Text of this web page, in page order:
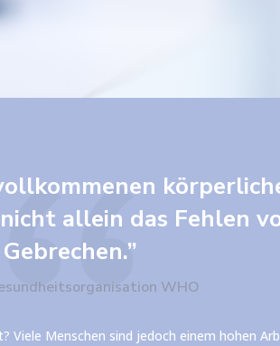
allein das Fehlen
Gebrechen.”
WHO
Menschen sind jedoch einem hohen